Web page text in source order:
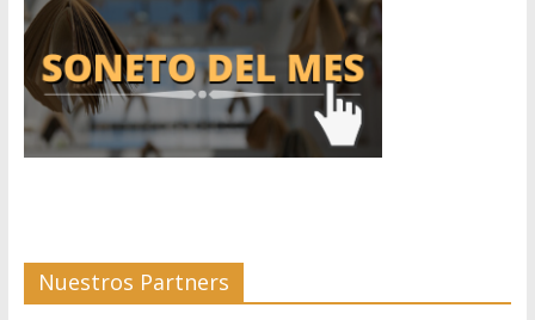
Nuestros Partners